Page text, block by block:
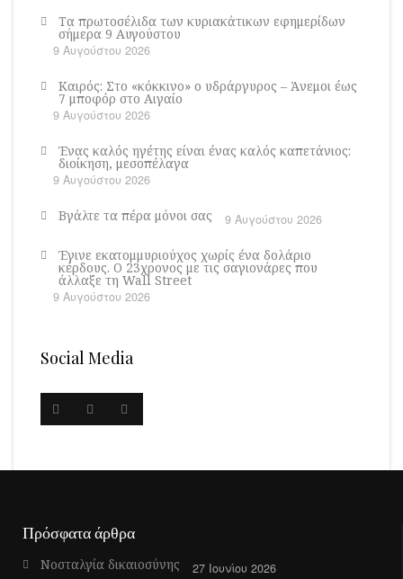
Τα πρωτοσέλιδα των κυριακάτικων εφημερίδων
σήμερα 9 Αυγούστου
9 Αυγούστου 2026
Καιρός: Στο «κόκκινο» ο υδράργυρος – Άνεμοι έως
7 μποφόρ στο Αιγαίο
9 Αυγούστου 2026
Ένας καλός ηγέτης είναι ένας καλός καπετάνιος:
διοίκηση, μεσοπέλαγα
9 Αυγούστου 2026
Βγάλτε τα πέρα μόνοι σας 9 Αυγούστου 2026
Έγινε εκατομμυριούχος χωρίς ένα δολάριο
κέρδους. Ο 23χρονος με τις σαγιονάρες που
άλλαξε τη Wall Street
9 Αυγούστου 2026
Social Media
Πρόσφατα άρθρα
Νοσταλγία δικαιοσύνης 27 Ιουνίου 2026